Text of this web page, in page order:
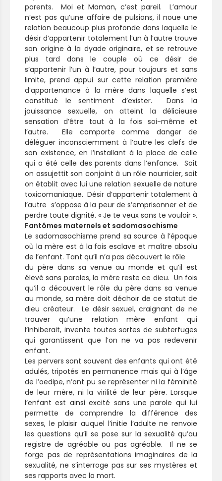
parents. Moi et Maman, c’est pareil. L’amour
n’est pas qu’une affaire de pulsions, il noue une
relation beaucoup plus profonde dans laquelle le
désir d’appartenir totalement l’un à l’autre trouve
son origine à la dyade originaire, et se retrouve
plus tard dans le couple où ce désir de
s’appartenir l’un à l’autre, pour toujours et sans
limite, prend appui sur cette relation première
d’appartenance à la mère dans laquelle s’est
constitué le sentiment d’exister. Dans la
jouissance sexuelle, on atteint la délicieuse
sensation d’être tout à la fois soi-même et
l’autre. Elle comporte comme danger de
déléguer inconsciemment à l’autre les clefs de
son existence, en l’installant à la place de celle
qui a été celle des parents dans l’enfance. Soit
on assujettit son conjoint à un rôle nourricier, soit
on établit avec lui une relation sexuelle de nature
toxicomaniaque. Désir d’appartenir totalement à
l’autre s’oppose à la peur de s’emprisonner et de
perdre toute dignité. « Je te veux sans te vouloir ».
Fantômes maternels et sadomasochisme
Le sadomasochisme prend sa source à l’époque
où la mère est à la fois esclave et maître absolu
de l’enfant. Tant qu’il n’a pas découvert le rôle
du père dans sa venue au monde et qu’il est
élevé sans paroles, la mère reste ce dieu. Un fois
qu’il a découvert le rôle du père dans sa venue
au monde, sa mère doit déchoir de ce statut de
dieu créateur. Le désir sexuel, craignant de ne
trouver qu’une relation mère enfant qui
l’inhiberait, invente toutes sortes de subterfuges
qui garantissent que l’on ne va pas redevenir
enfant.
Les pervers sont souvent des enfants qui ont été
adulés, tripotés en permanence mais qui à l’âge
de l’oedipe, n’ont pu se représenter ni la féminité
de leur mère, ni la virilité de leur père. Lorsque
l’enfant est ainsi excité sans une parole qui lui
permette de comprendre la différence des
sexes, le plaisir auquel l’initie l’adulte ne renvoie
les questions qu’il se pose sur la sexualité qu’au
registre de agréable ou pas agréable. Il ne se
forge pas de représentations imaginaires de la
sexualité, ne s’interroge pas sur ses mystères et
ses rapports avec la mort.